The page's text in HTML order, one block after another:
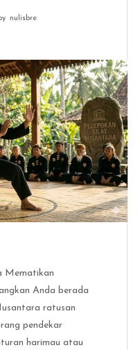
nulisbre
Mematikan
Anda berada
ratusan
pendekar
harimau atau